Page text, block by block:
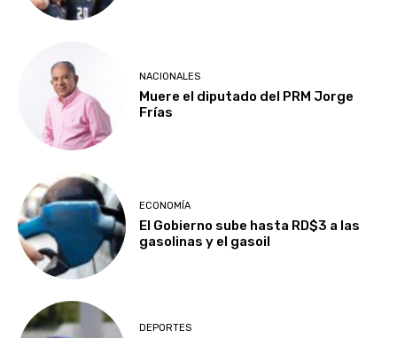
NACIONALES
Muere el diputado del PRM Jorge
Frías
ECONOMÍA
El Gobierno sube hasta RD$3 a las
gasolinas y el gasoil
DEPORTES